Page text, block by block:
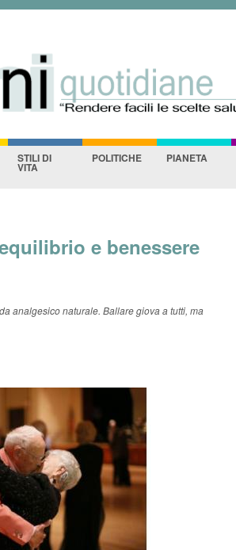
STILI DI
VITA
POLITICHE PIANETA
e benessere
analgesico naturale. Ballare giova a tutti, ma